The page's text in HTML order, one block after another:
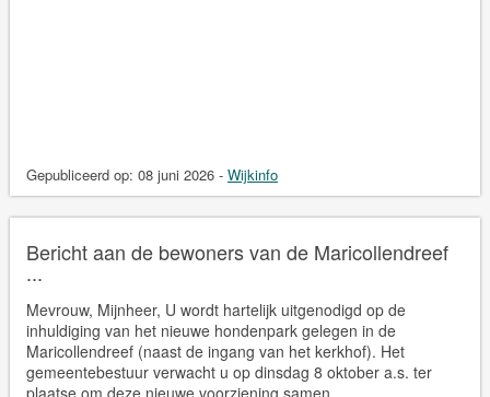
Gepubliceerd op: 08 juni 2026 - Wijkinfo
Bericht aan de bewoners van de Maricollendreef
...
Mevrouw, Mijnheer, U wordt hartelijk uitgenodigd op de
inhuldiging van het nieuwe hondenpark gelegen in de
Maricollendreef (naast de ingang van het kerkhof). Het
gemeentebestuur verwacht u op dinsdag 8 oktober a.s. ter
plaatse om deze nieuwe voorziening samen ...